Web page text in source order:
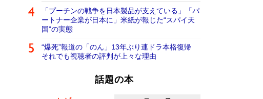
「プーチンの戦争を日本製品が支えている」「パ
ートナー企業が日本に」米紙が報じた“スパイ天
国”の実態
“爆死”報道の「のん」13年ぶり連ドラ本格復帰
それでも視聴者の評判が上々な理由
話題の本